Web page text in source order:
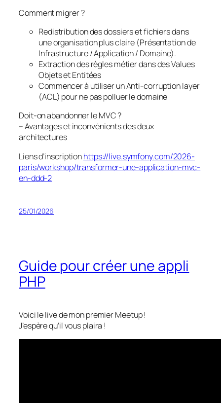
Comment migrer ?
Redistribution des dossiers et fichiers dans
une organisation plus claire (Présentation de
Infrastructure / Application / Domaine).
Extraction des règles métier dans des Values
Objets et Entitées
Commencer à utiliser un Anti-corruption layer
(ACL) pour ne pas polluer le domaine
Doit-on abandonner le MVC ?
– Avantages et inconvénients des deux
architectures
Liens d’inscriptionhttps://live.symfony.com/2026-
paris/workshop/transformer-une-application-mvc-
en-ddd-2
25/01/2026
Guide pour créer une appli
PHP
Voici le live de mon premier Meetup !
J’espère qu’il vous plaira !